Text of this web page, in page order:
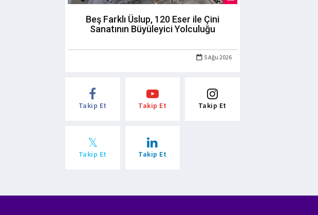
Beş Farklı Üslup, 120 Eser ile Çini
Sanatının Büyüleyici Yolculuğu
5 Ağu 2026
Takip Et Takip Et Takip Et
Takip Et Takip Et